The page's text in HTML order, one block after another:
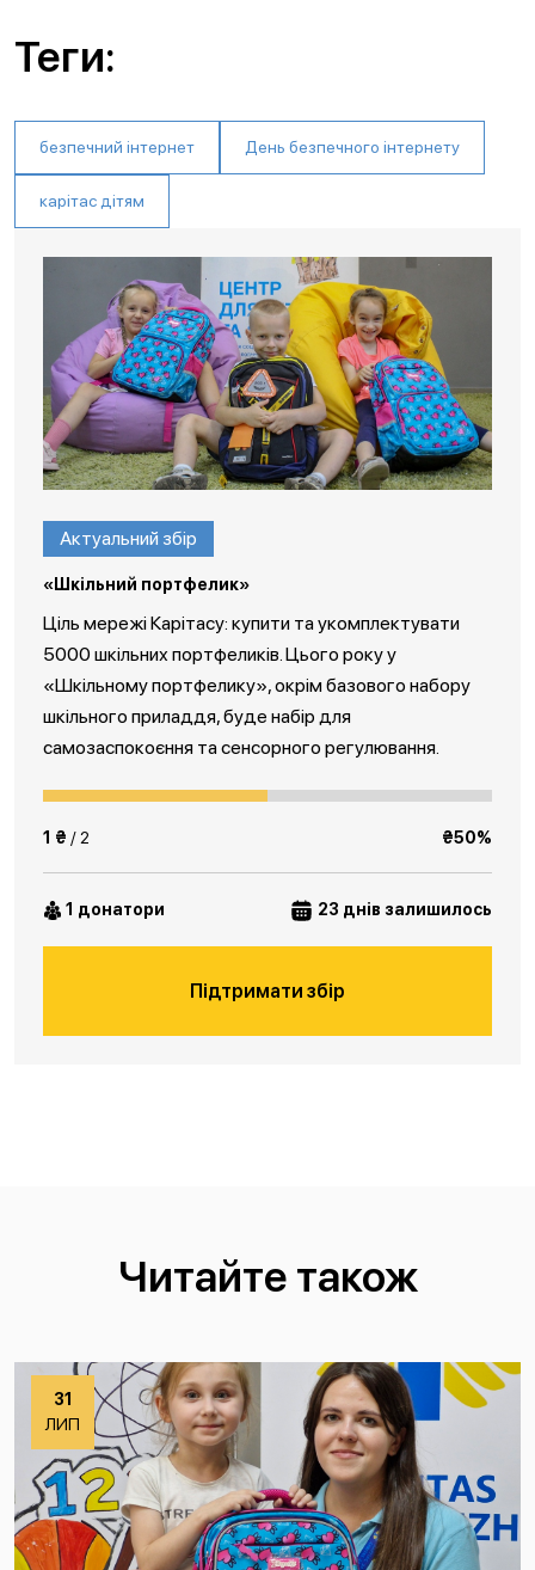
Теги:
безпечний інтернет День безпечного інтернету
карітас дітям
Актуальний збір
«Шкільний портфелик»
Ціль мережі Карітасу: купити та укомплектувати
5000 шкільних портфеликів. Цього року у
«Шкільному портфелику», окрім базового набору
шкільного приладдя, буде набір для
самозаспокоєння та сенсорного регулювання.
1 ₴ / 2 ₴50%
1 донатори 23 днів залишилось
Підтримати збір
Читайте також
31
ЛИП